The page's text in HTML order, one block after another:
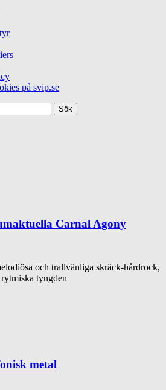
på svip.se
Carnal Agony
och trallvänliga skräck-hårdrock,
tyngden
metal